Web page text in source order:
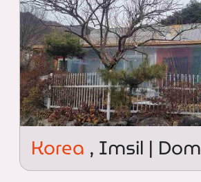
Korea , Imsil | Dom